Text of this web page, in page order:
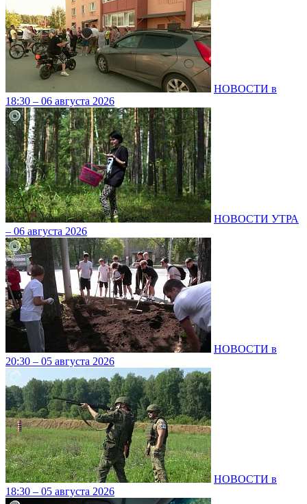
НОВОСТИ в
18:30 – 06 августа 2026
НОВОСТИ УТРА
– 06 августа 2026
НОВОСТИ в
20:30 – 05 августа 2026
НОВОСТИ в
18:30 – 05 августа 2026